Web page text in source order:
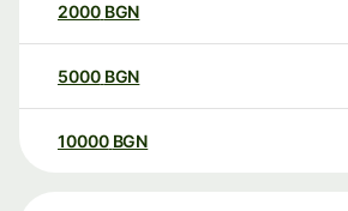
2000 BGN
5000 BGN
10000 BGN